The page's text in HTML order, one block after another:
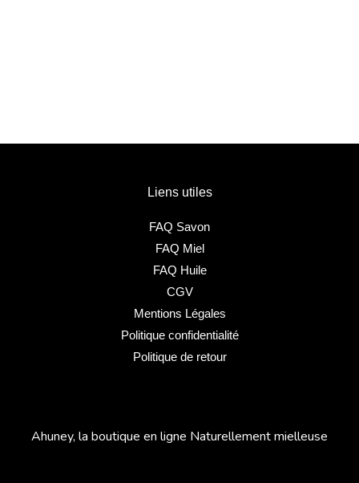
Ahuney, la boutique en ligne Naturellement mielleuse
Liens utiles
FAQ Savon
FAQ Miel
FAQ Huile
CGV
Mentions Légales
Politique confidentialité
Politique de retour